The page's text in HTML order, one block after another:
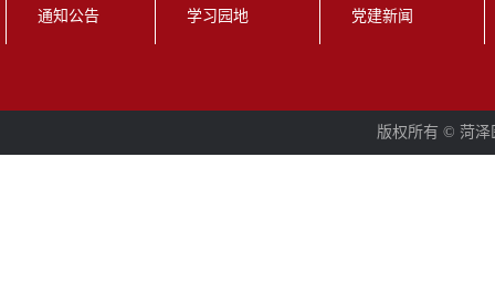
通知公告 学习园地 党建新闻
版权所有 © 菏泽